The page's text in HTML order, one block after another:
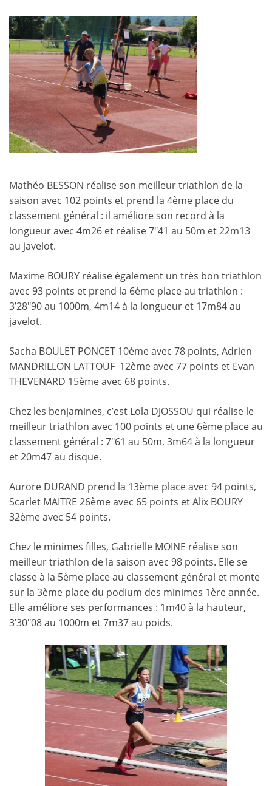
Mathéo BESSON réalise son meilleur triathlon de la
saison avec 102 points et prend la 4ème place du
classement général : il améliore son record à la
longueur avec 4m26 et réalise 7″41 au 50m et 22m13
au javelot.
Maxime BOURY réalise également un très bon triathlon
avec 93 points et prend la 6ème place au triathlon :
3’28″90 au 1000m, 4m14 à la longueur et 17m84 au
javelot.
Sacha BOULET PONCET 10ème avec 78 points, Adrien
MANDRILLON LATTOUF 12ème avec 77 points et Evan
THEVENARD 15ème avec 68 points.
Chez les benjamines, c’est Lola DJOSSOU qui réalise le
meilleur triathlon avec 100 points et une 6ème place au
classement général : 7″61 au 50m, 3m64 à la longueur
et 20m47 au disque.
Aurore DURAND prend la 13ème place avec 94 points,
Scarlet MAITRE 26ème avec 65 points et Alix BOURY
32ème avec 54 points.
Chez le minimes filles, Gabrielle MOINE réalise son
meilleur triathlon de la saison avec 98 points. Elle se
classe à la 5ème place au classement général et monte
sur la 3ème place du podium des minimes 1ère année.
Elle améliore ses performances : 1m40 à la hauteur,
3’30″08 au 1000m et 7m37 au poids.